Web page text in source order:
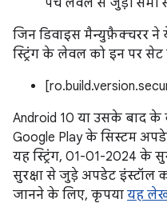
पैच लेवल से जुड़ी सभी
जिन डिवाइस मैन्युफ़ैक्चरर ने
स्ट्रिंग के लेवल को इन पर सेट
Android 10 या उसके बाद के
Google Play के सिस्टम
यह स्ट्रिंग, 01-01-2024 के
सुरक्षा से जुड़े अपडेट इंस्टॉल
जानने के लिए, कृपया यह